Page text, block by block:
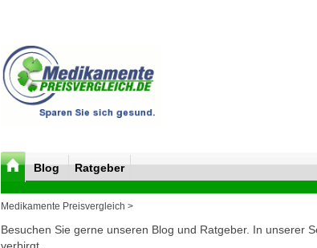
Blog Ratgeber
Medikamente Preisvergleich >
Besuchen Sie gerne unseren Blog und Ratgeber. In unserer